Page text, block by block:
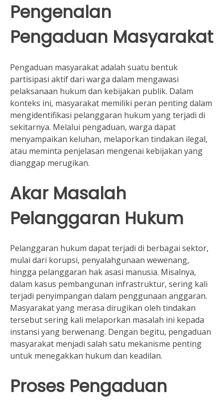
Pengenalan
Pengaduan Masyarakat
Pengaduan masyarakat adalah suatu bentuk
partisipasi aktif dari warga dalam mengawasi
pelaksanaan hukum dan kebijakan publik. Dalam
konteks ini, masyarakat memiliki peran penting dalam
mengidentifikasi pelanggaran hukum yang terjadi di
sekitarnya. Melalui pengaduan, warga dapat
menyampaikan keluhan, melaporkan tindakan ilegal,
atau meminta penjelasan mengenai kebijakan yang
dianggap merugikan.
Akar Masalah
Pelanggaran Hukum
Pelanggaran hukum dapat terjadi di berbagai sektor,
mulai dari korupsi, penyalahgunaan wewenang,
hingga pelanggaran hak asasi manusia. Misalnya,
dalam kasus pembangunan infrastruktur, sering kali
terjadi penyimpangan dalam penggunaan anggaran.
Masyarakat yang merasa dirugikan oleh tindakan
tersebut sering kali melaporkan masalah ini kepada
instansi yang berwenang. Dengan begitu, pengaduan
masyarakat menjadi salah satu mekanisme penting
untuk menegakkan hukum dan keadilan.
Proses Pengaduan